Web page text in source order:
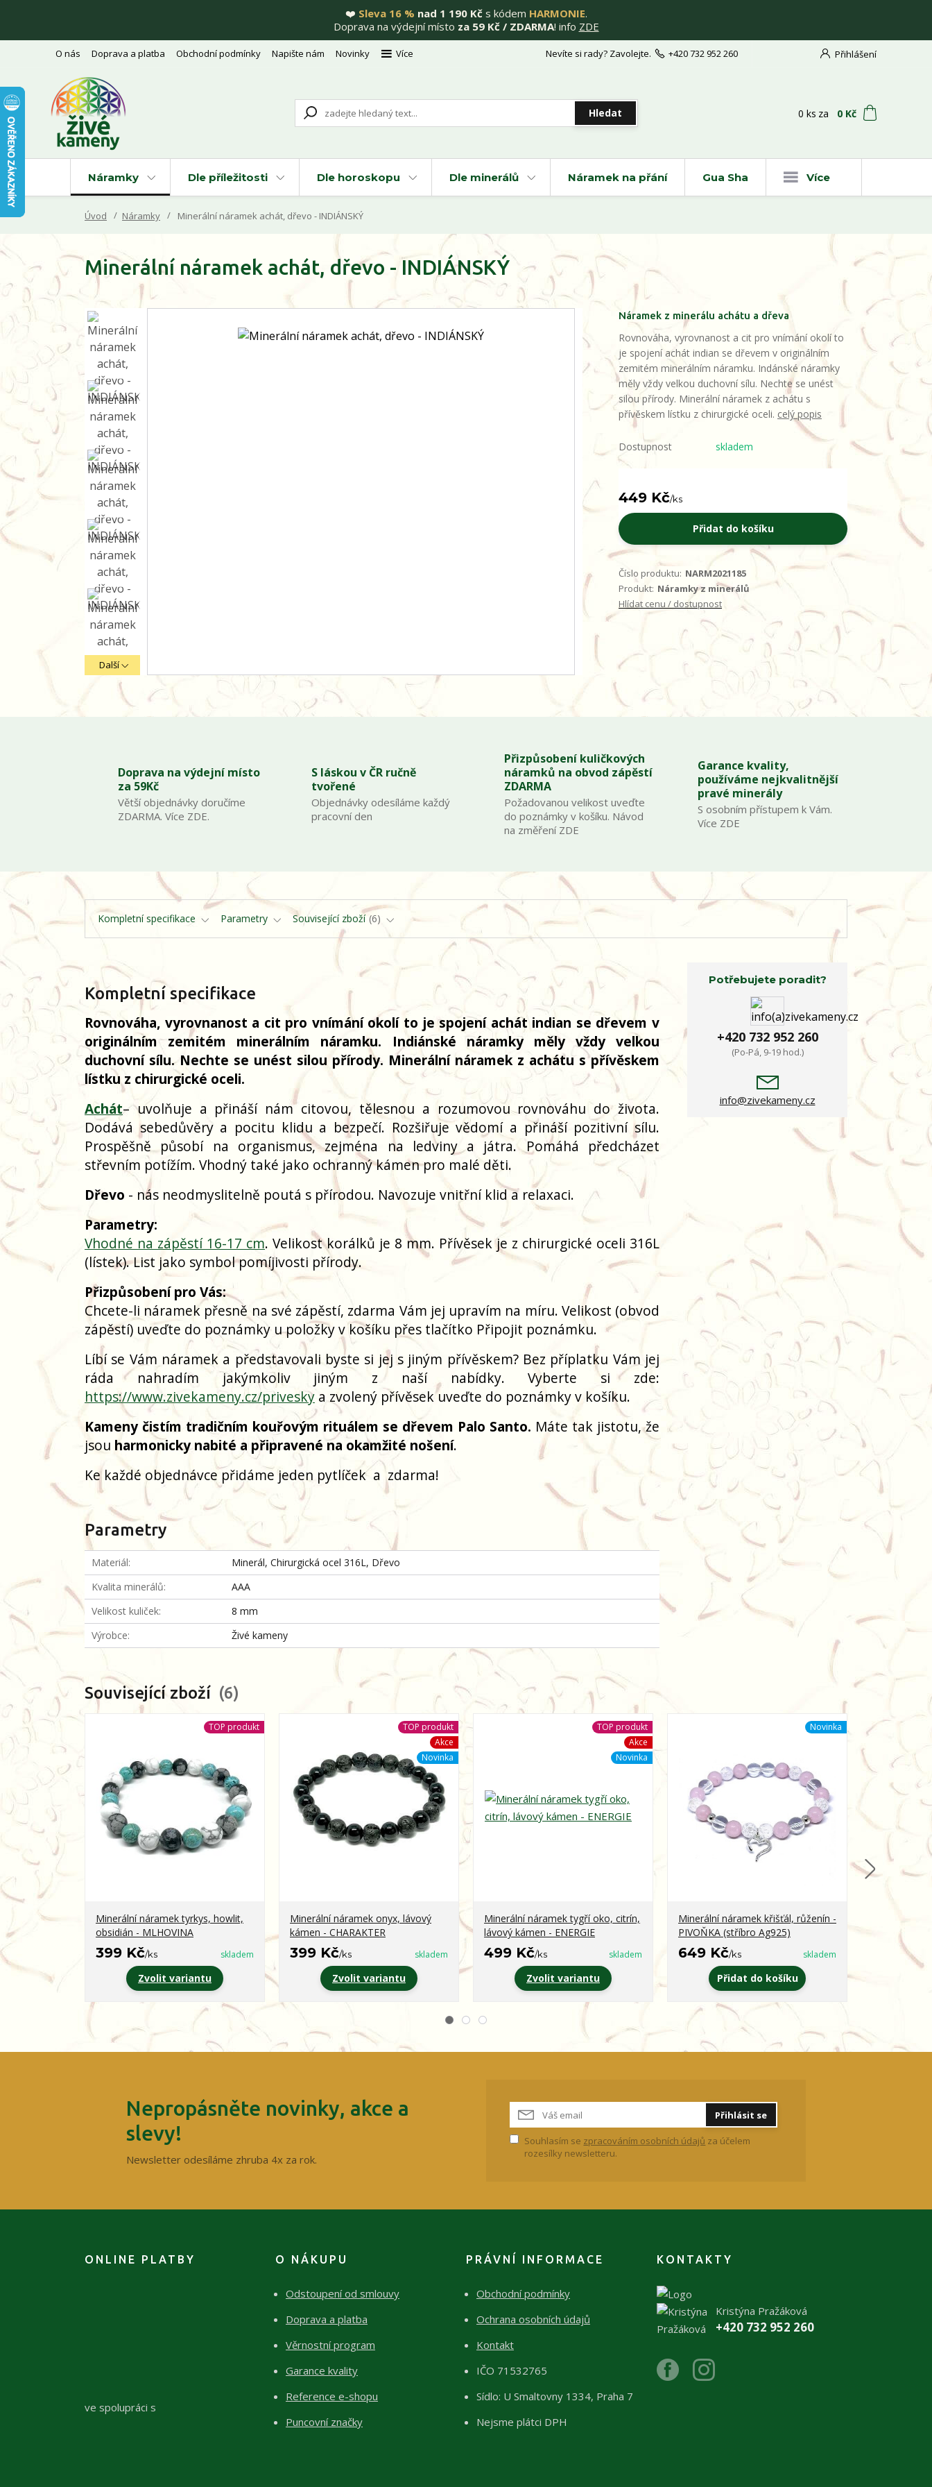
❤️ Sleva 16 % nad 1 190 Kčs kódem HARMONIE.
Doprava na výdejní místo za 59 Kč / ZDARMA! info ZDE
O nás Doprava a platba Obchodní podmínky Napište nám Novinky Více Přihlášení
Hledat
Nevíte si rady? Zavolejte. +420 732 952 260
0 ks za 0 Kč
Náramky Dle příležitosti Dle horoskopu Dle minerálů Náramek na přání Gua Sha Více
Úvod Náramky Minerální náramek achát, dřevo - INDIÁNSKÝ
Minerální náramek achát, dřevo - INDIÁNSKÝ
Další
Náramek z minerálu achátu a dřeva
Rovnováha, vyrovnanost a cit pro vnímání okolí to
je spojení achát indian se dřevem v originálním
zemitém minerálním náramku. Indánské náramky
měly vždy velkou duchovní sílu. Nechte se unést
silou přírody. Minerální náramek z achátu s
přívěskem lístku z chirurgické oceli. celý popis
Dostupnost skladem
449 Kč/ks
Přidat do košíku
Číslo produktu: NARM2021185
Produkt: Náramky z minerálů
Hlídat cenu / dostupnost
Doprava na výdejní místo
za 59Kč
Větší objednávky doručíme
ZDARMA. Více ZDE.
S láskou v ČR ručně
tvořené
Objednávky odesíláme každý
pracovní den
Přizpůsobení kuličkových
náramků na obvod zápěstí
ZDARMA
Požadovanou velikost uveďte
do poznámky v košíku. Návod
na změření ZDE
Garance kvality,
používáme nejkvalitnější
pravé minerály
S osobním přístupem k Vám.
Více ZDE
Kompletní specifikace Parametry Související zboží 6
Kompletní specifikace
Rovnováha, vyrovnanost a cit pro vnímání okolí to je spojení achát indian se dřevem v
originálním zemitém minerálním náramku. Indiánské náramky měly vždy velkou
duchovní sílu. Nechte se unést silou přírody. Minerální náramek z achátu s přívěskem
lístku z chirurgické oceli.
Achát– uvolňuje a přináší nám citovou, tělesnou a rozumovou rovnováhu do života.
Dodává sebedůvěry a pocitu klidu a bezpečí. Rozšiřuje vědomí a přináší pozitivní sílu.
Prospěšně působí na organismus, zejména na ledviny a játra. Pomáhá předcházet
střevním potížím. Vhodný také jako ochranný kámen pro malé děti.
Dřevo - nás neodmyslitelně poutá s přírodou. Navozuje vnitřní klid a relaxaci.
Parametry:
Vhodné na zápěstí 16-17 cm. Velikost korálků je 8 mm. Přívěsek je z chirurgické oceli 316L
(lístek). List jako symbol pomíjivosti přírody.
Přizpůsobení pro Vás:
Chcete-li náramek přesně na své zápěstí, zdarma Vám jej upravím na míru. Velikost (obvod
zápěstí) uveďte do poznámky u položky v košíku přes tlačítko Připojit poznámku.
Líbí se Vám náramek a představovali byste si jej s jiným přívěskem? Bez příplatku Vám jej
ráda nahradím jakýmkoliv jiným z naší nabídky. Vyberte si zde:
https://www.zivekameny.cz/privesky a zvolený přívěsek uveďte do poznámky v košíku.
Kameny čistím tradičním kouřovým rituálem se dřevem Palo Santo. Máte tak jistotu, že
jsou harmonicky nabité a připravené na okamžité nošení.
Ke každé objednávce přidáme jeden pytlíček a zdarma!
Parametry
Materiál
Minerál, Chirurgická ocel 316L, Dřevo
Kvalita minerálů
AAA
Velikost kuliček
8 mm
Výrobce
Živé kameny
Potřebujete poradit?
+420 732 952 260
(Po-Pá, 9-19 hod.)
info@zivekameny.cz
Související zboží 6
TOP produkt
Minerální náramek tyrkys, howlit,
obsidián - MLHOVINA
399 Kč/ks skladem
Zvolit variantu
TOP produkt
Akce
Novinka
Minerální náramek onyx, lávový
kámen - CHARAKTER
399 Kč/ks skladem
Zvolit variantu
TOP produkt
Akce
Novinka
Minerální náramek tygří oko, citrín,
lávový kámen - ENERGIE
499 Kč/ks skladem
Zvolit variantu
Novinka
Minerální náramek křišťál, růženín -
PIVOŇKA (stříbro Ag925)
649 Kč/ks skladem
Přidat do košíku
obsidián -
399 Kč
Nepropásněte novinky, akce a
slevy!
Newsletter odesíláme zhruba 4x za rok.
Přihlásit se
Souhlasím se zpracováním osobních údajů za účelem
rozesílky newsletteru.
ONLINE PLATBY
ve spolupráci s
O NÁKUPU
Odstoupení od smlouvy
Doprava a platba
Věrnostní program
Garance kvality
Reference e-shopu
Puncovní značky
PRÁVNÍ INFORMACE
Obchodní podmínky
Ochrana osobních údajů
Kontakt
IČO 71532765
Sídlo: U Smaltovny 1334, Praha 7
Nejsme plátci DPH
KONTAKTY
Kristýna Pražáková
+420 732 952 260